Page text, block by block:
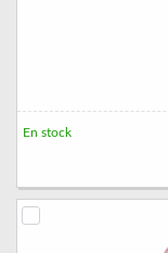
En stock